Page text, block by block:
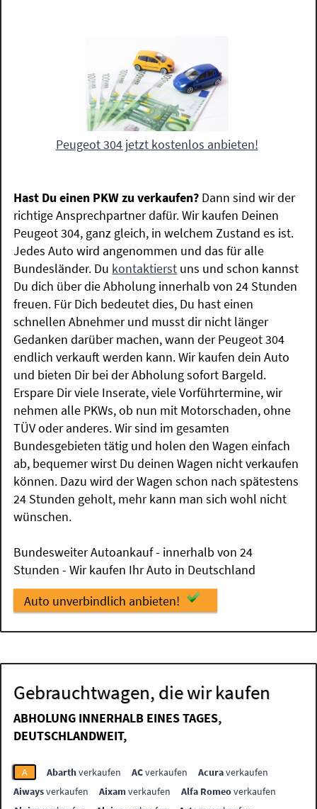
Peugeot 304 jetzt kostenlos anbieten!
Hast Du einen PKW zu verkaufen? Dann sind wir der
richtige Ansprechpartner dafür. Wir kaufen Deinen
Peugeot 304, ganz gleich, in welchem Zustand es ist.
Jedes Auto wird angenommen und das für alle
Bundesländer. Du kontaktierst uns und schon kannst
Du dich über die Abholung innerhalb von 24 Stunden
freuen. Für Dich bedeutet dies, Du hast einen
schnellen Abnehmer und musst dir nicht länger
Gedanken darüber machen, wann der Peugeot 304
endlich verkauft werden kann. Wir kaufen dein Auto
und bieten Dir bei der Abholung sofort Bargeld.
Erspare Dir viele Inserate, viele Vorführtermine, wir
nehmen alle PKWs, ob nun mit Motorschaden, ohne
TÜV oder anderes. Wir sind im gesamten
Bundesgebieten tätig und holen den Wagen einfach
ab, bequemer wirst Du deinen Wagen nicht verkaufen
können. Dazu wird der Wagen schon nach spätestens
24 Stunden geholt, mehr kann man sich wohl nicht
wünschen.
Bundesweiter Autoankauf - innerhalb von 24
Stunden - Wir kaufen Ihr Auto in Deutschland
Auto unverbindlich anbieten!
Gebrauchtwagen, die wir kaufen
ABHOLUNG INNERHALB EINES TAGES,
DEUTSCHLANDWEIT,
A Abarthverkaufen ACverkaufen Acuraverkaufen
Aiwaysverkaufen Aixamverkaufen Alfa Romeoverkaufen